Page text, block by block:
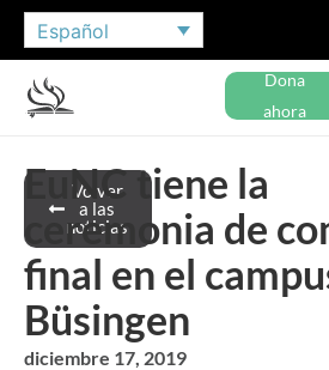
Español
Dona
ahora
Volver
a las
noticias
EuNC tiene la
ceremonia de
final en el
Büsingen
diciembre 17, 2019